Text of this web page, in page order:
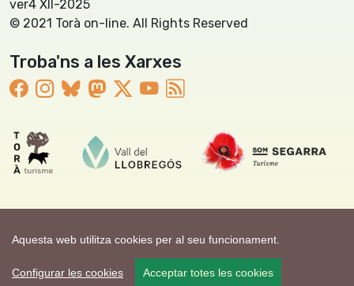
Aquesta web utilitza cookies per al seu funcionament.
Configurar les cookies Acceptar totes les cookies
ver4 XII-2025
© 2021 Torà on-line. All Rights Reserved
Troba'ns a les Xarxes